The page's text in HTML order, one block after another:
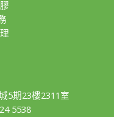
5期23樓2311室
5538